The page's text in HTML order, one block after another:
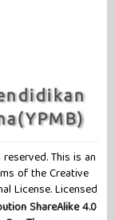
This is an
of the Creative
License. Licensed
ShareAlike 4.0